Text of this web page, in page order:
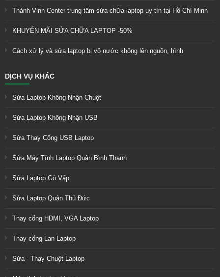
Thành Vinh Center trung tâm sửa chữa laptop uy tín tại Hồ Chí Minh
KHUYẾN MÃI SỬA CHỮA LAPTOP -50%
Cách xử lý và sửa laptop bị vô nước không lên nguồn, hình
DỊCH VỤ KHÁC
Sửa Laptop Không Nhận Chuột
Sửa Laptop Không Nhận USB
Sửa Thay Cổng USB Laptop
Sửa Máy Tính Laptop Quận Bình Thạnh
Sửa Laptop Gò Vấp
Sửa Laptop Quận Thủ Đức
Thay cổng HDMI, VGA Laptop
Thay cổng Lan Laptop
Sửa - Thay Chuột Laptop